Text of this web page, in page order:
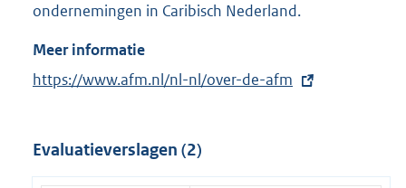
ondernemingen in Caribisch Nederland.
Meer informatie
E
e
r
https://www.afm.nl/nl-nl/over-de-afm
Evaluatieverslagen (2)